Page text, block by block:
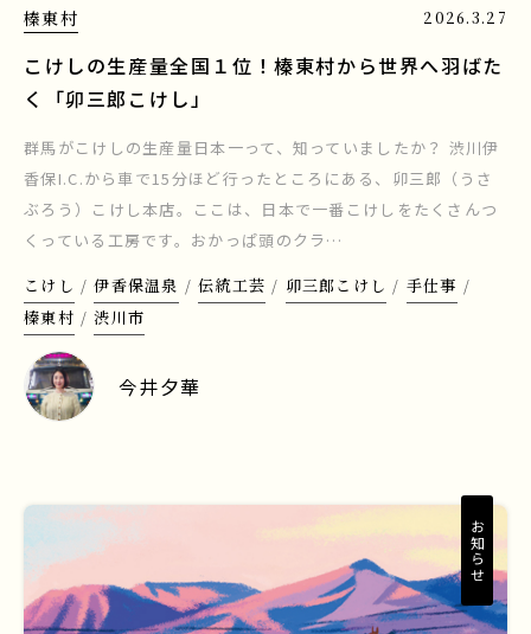
榛東村 2026.3.27
こけしの生産量全国１位！榛東村から世界へ羽ばた
く「卯三郎こけし」
群馬がこけしの生産量日本一って、知っていましたか？ 渋川伊
香保I.C.から車で15分ほど行ったところにある、卯三郎（うさ
ぶろう）こけし本店。ここは、日本で一番こけしをたくさんつ
くっている工房です。おかっぱ頭のクラ…
こけし
伊香保温泉 伝統工芸 卯三郎こけし
手仕事
榛東村
渋川市
今井夕華
お知らせ